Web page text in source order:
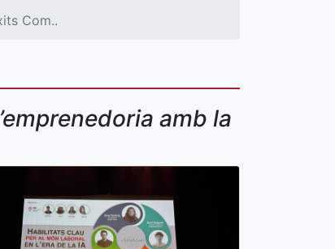
Com..
amb la